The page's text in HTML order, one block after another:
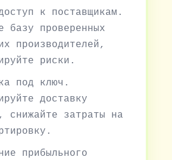
к поставщикам.
базу проверенных
производителей,
риски.
под ключ.
доставку
снижайте затраты на
прибыльного